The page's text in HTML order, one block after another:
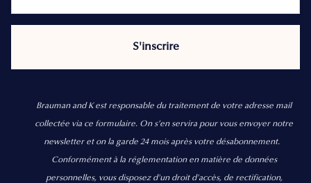
Brauman and K est responsable du traitement de votre adresse mail
collectée via ce formulaire. On s’en servira pour vous envoyer notre
newsletter et on la garde 24 mois après votre désabonnement.
Conformément à la réglementation en matière de données
personnelles, vous disposez d'un droit d'accès, de rectification,